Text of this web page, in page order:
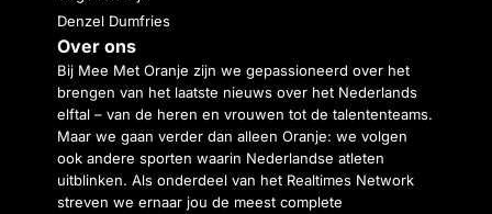
Denzel Dumfries
Over ons
Bij Mee Met Oranje zijn we gepassioneerd over het
brengen van het laatste nieuws over het Nederlands
elftal – van de heren en vrouwen tot de talententeams.
Maar we gaan verder dan alleen Oranje: we volgen
ook andere sporten waarin Nederlandse atleten
uitblinken. Als onderdeel van het Realtimes Network
streven we ernaar jou de meest complete